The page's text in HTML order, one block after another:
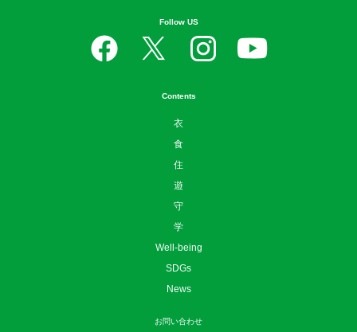
Follow US
Contents
衣
食
住
遊
守
学
Well-being
SDGs
News
お問い合わせ